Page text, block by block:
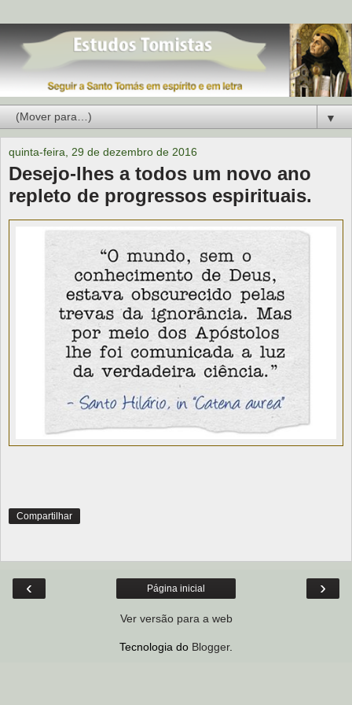
▼
quinta-feira, 29 de dezembro de 2016
Desejo-lhes a todos um novo ano
repleto de progressos espirituais.
Compartilhar
‹ ›
Página inicial
Ver versão para a web
Tecnologia do Blogger.